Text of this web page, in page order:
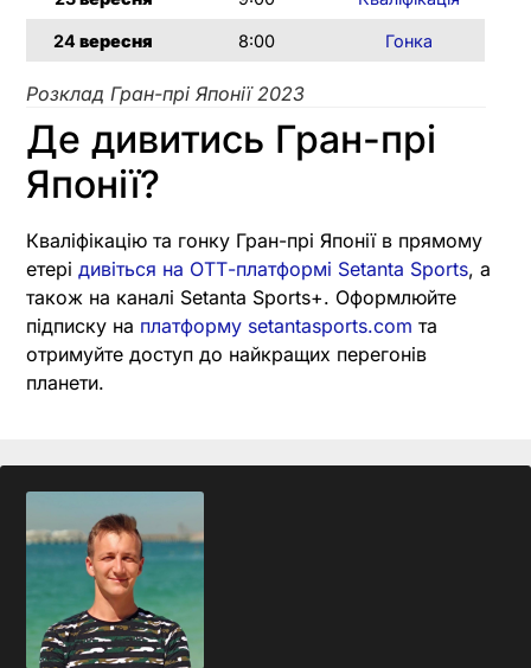
24 вересня 8:00 Гонка
Розклад Гран-прі Японії 2023
Де дивитись Гран-прі
Японії?
Кваліфікацію та гонку Гран-прі Японії в прямому
етері дивіться на ОТТ-платформі Setanta Sports, а
також на каналі Setanta Sports+. Оформлюйте
підписку на платформу setantasports.com та
отримуйте доступ до найкращих перегонів
планети.